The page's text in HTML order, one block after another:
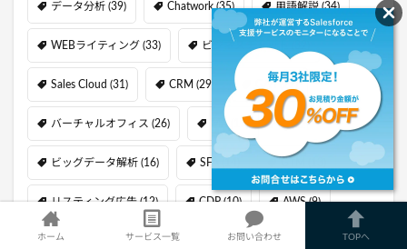
データ分析 (39) Chatwork(35) 用語解説(34)
WEBライティング (33) ビジネスチャット
Sales Cloud (31) CRM (29) GA4(27)
バーチャルオフィス (26) MA (17)
ビッグデータ解析 (16) SFA
リスティング広告(12) CDP(10) AWS(9)
Service Cloud (9) kintone TROCCO
ホーム サービス一覧 お問い合わせ TOPへ